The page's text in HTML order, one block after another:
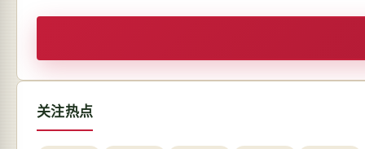
关注热点